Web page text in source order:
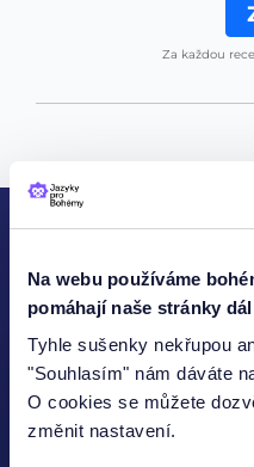
Na webu používáme
pomáhají naše stránky
Tyhle sušenky nekřupou
"Souhlasím" nám dáváte
O cookies se můžete
změnit nastavení.
Za každou
Jméno